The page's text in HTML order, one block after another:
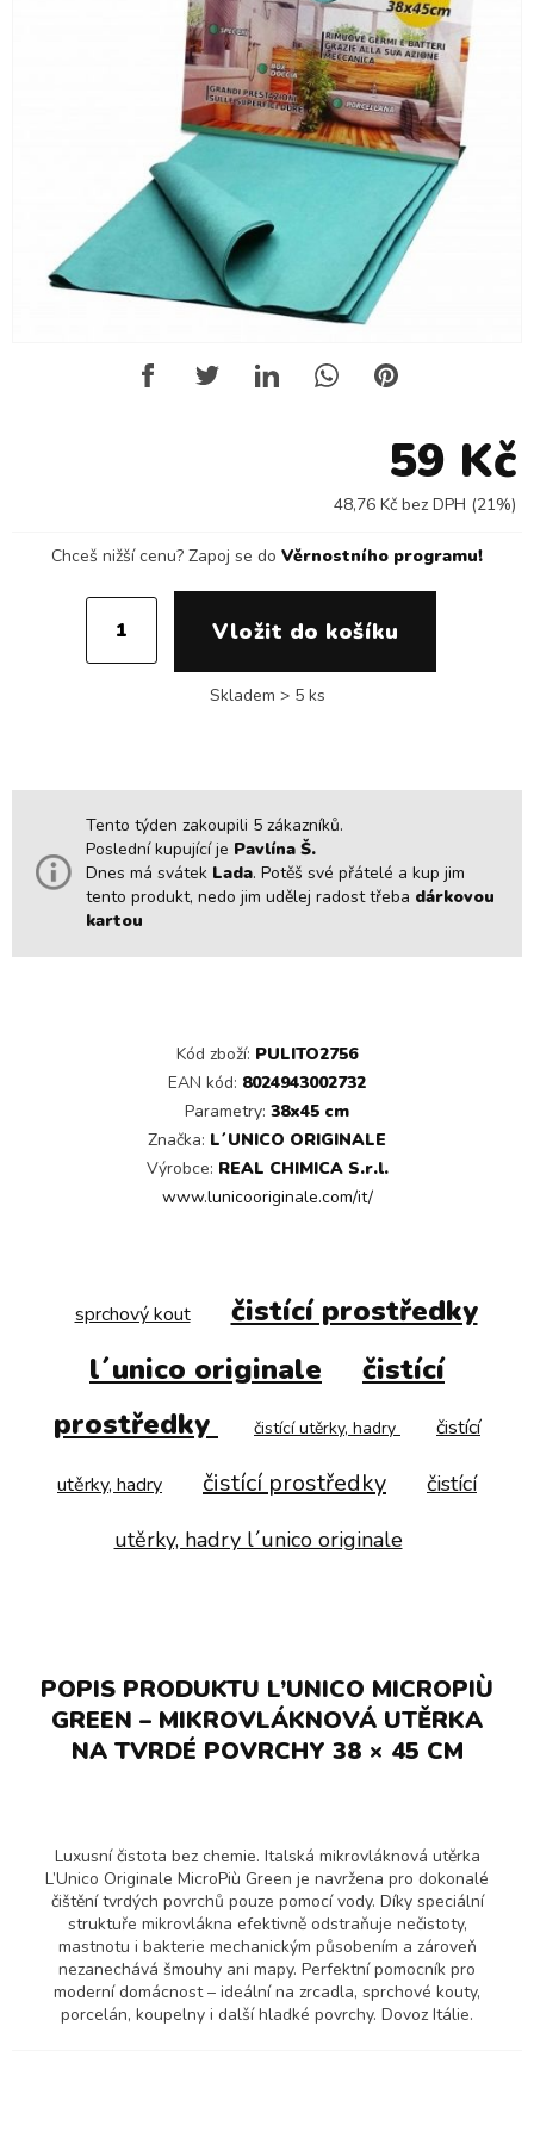
Tento týden zakoupili 5 zákazníků.
Poslední kupující je Pavlína Š.
Dnes má svátek Lada. Potěš své přátelé a kup jim
tento produkt, nedo jim udělej radost třeba dárkovou
kartou
Kód zboží: PULITO2756
EAN kód: 8024943002732
Parametry: 38x45 cm
Značka: L´UNICO ORIGINALE
Výrobce: REAL CHIMICA S.r.l.
www.lunicooriginale.com/it/
59 Kč
48,76 Kč bez DPH (21%)
Chceš nižší cenu? Zapoj se do Věrnostního programu!
Skladem > 5 ks
sprchový kout
čistící prostředky
l´unico originale
čistící
prostředky
čistící utěrky, hadry čistící
utěrky, hadry čistící prostředky
čistící
utěrky, hadry l´unico originale
POPIS PRODUKTU L’UNICO MICROPIÙ
GREEN – MIKROVLÁKNOVÁ UTĚRKA
NA TVRDÉ POVRCHY 38 × 45 CM
Luxusní čistota bez chemie. Italská mikrovláknová utěrka
L’Unico Originale MicroPiù Green je navržena pro dokonalé
čištění tvrdých povrchů pouze pomocí vody. Díky speciální
struktuře mikrovlákna efektivně odstraňuje nečistoty,
mastnotu i bakterie mechanickým působením a zároveň
nezanechává šmouhy ani mapy. Perfektní pomocník pro
moderní domácnost – ideální na zrcadla, sprchové kouty,
porcelán, koupelny i další hladké povrchy. Dovoz Itálie.